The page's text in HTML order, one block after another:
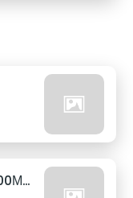
401. КОКА КОЛА ЗЕРО ПВЦ - 1500МЛ.